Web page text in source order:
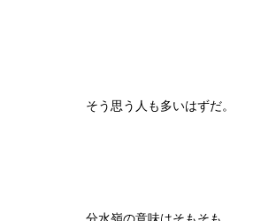
そう思う人も多いはずだ。
分水嶺の意味はそもそも、